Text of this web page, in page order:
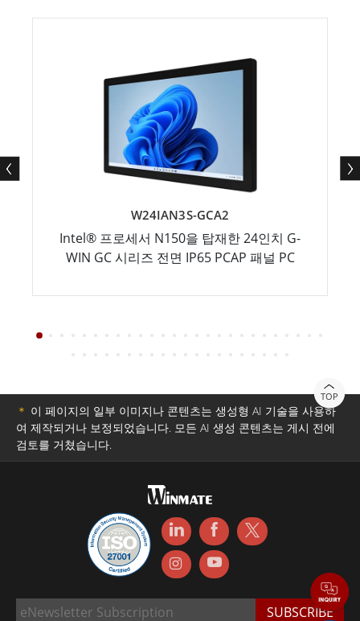
W24IAN3S-GCA2
Intel® 프로세서 N150을 탑재한 24인치 G-
WIN GC 시리즈 전면 IP65 PCAP 패널 PC
TOP
＊ 이 페이지의 일부 이미지나 콘텐츠는 생성형 AI 기술을 사용하
여 제작되거나 보정되었습니다. 모든 AI 생성 콘텐츠는 게시 전에
검토를 거쳤습니다.